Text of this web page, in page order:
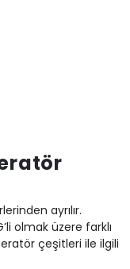
ayrılır.
olmak üzere farklı
çeşitleri ile ilgili